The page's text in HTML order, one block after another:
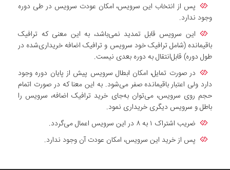
پس از انتخاب این سرویس، امکان عودت سرویس در طی دوره
وجود ندارد.
این سرویس قابل تمدید نمی‌باشد، به این معنی که ترافیک
باقیمانده (شامل ترافیک خود سرویس و ترافیک اضافه خریداری‌شده در
طول دوره) قابل‌انتقال به دوره بعدی نیست.
در صورت تمایل، امکان ابطال سرویس پیش از پایان دوره وجود
دارد ولی اعتبار باقیمانده صفر می‌شود. به این معنا که در صورت اتمام
حجم روی سرویس، می‌توان به‌جای خرید ترافیک اضافه، سرویس را
باطل و سرویس دیگری خریداری نمود.
ضریب اشتراک ۱ به ۸ در این سرویس اعمال می‌گردد.
پس از خرید این سرویس، امکان عودت آن وجود ندارد.